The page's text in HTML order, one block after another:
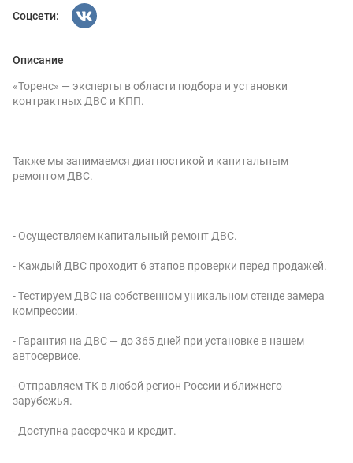
Соцсети:
Описание
«Торенс» — эксперты в области подбора и установки
контрактных ДВС и КПП.
Также мы занимаемся диагностикой и капитальным
ремонтом ДВС.
- Осуществляем капитальный ремонт ДВС.
- Каждый ДВС проходит 6 этапов проверки перед продажей.
- Тестируем ДВС на собственном уникальном стенде замера
компрессии.
- Гарантия на ДВС — до 365 дней при установке в нашем
автосервисе.
- Отправляем ТК в любой регион России и ближнего
зарубежья.
- Доступна рассрочка и кредит.